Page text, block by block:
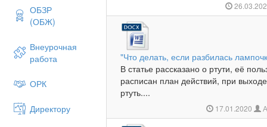
ОБЗР
(ОБЖ)
Внеурочная
работа
ОРК
Директору
"Что делать, если разбилась
В статье рассказано о ртути, её
расписан план действий, при
ртуть....
17.01.2020